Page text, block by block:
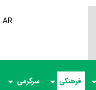
AR
فرهنگی سرگرمی